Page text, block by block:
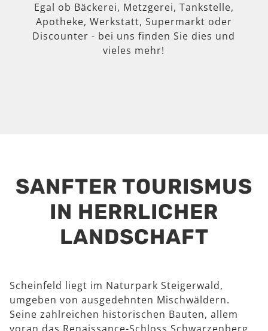
Egal ob Bäckerei, Metzgerei, Tankstelle,
Apotheke, Werkstatt, Supermarkt oder
Discounter - bei uns finden Sie dies und
vieles mehr!
SANFTER TOURISMUS
IN HERRLICHER
LANDSCHAFT
Scheinfeld liegt im Naturpark Steigerwald,
umgeben von ausgedehnten Mischwäldern.
Seine zahlreichen historischen Bauten, allem